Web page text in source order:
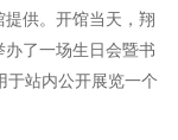
供。开馆当天，翔
了一场生日会暨书
于站内公开展览一个